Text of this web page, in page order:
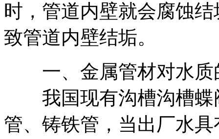
时，管道内壁就会腐蚀
致管道内壁结垢。
一、金属管材对水质
我国现有沟槽沟槽蝶
管、铸铁管，当出厂水